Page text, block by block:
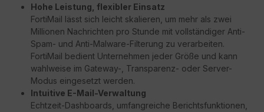
Hohe Leistung, flexibler Einsatz
FortiMail lässt sich leicht skalieren, um mehr als zwei
Millionen Nachrichten pro Stunde mit vollständiger Anti-
Spam- und Anti-Malware-Filterung zu verarbeiten.
FortiMail bedient Unternehmen jeder Größe und kann
wahlweise im Gateway-, Transparenz- oder Server-
Modus eingesetzt werden.
Intuitive E-Mail-Verwaltung
Echtzeit-Dashboards, umfangreiche Berichtsfunktionen,